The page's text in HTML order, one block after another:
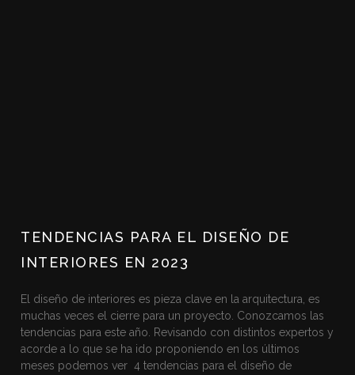
TENDENCIAS PARA EL DISEÑO DE
INTERIORES EN 2023
El diseño de interiores es pieza clave en la arquitectura, es
muchas veces el cierre para un proyecto. Conozcamos las
tendencias para este año. Revisando con distintos expertos y
acorde a lo que se ha ido proponiendo en los últimos
meses podemos ver 4 tendencias para el diseño de